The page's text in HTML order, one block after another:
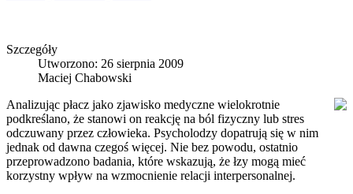
Szczegóły
Utworzono: 26 sierpnia 2009
Maciej Chabowski
Analizując płacz jako zjawisko medyczne wielokrotnie
podkreślano, że stanowi on reakcję na ból fizyczny lub stres
odczuwany przez człowieka. Psycholodzy dopatrują się w nim
jednak od dawna czegoś więcej. Nie bez powodu, ostatnio
przeprowadzono badania, które wskazują, że łzy mogą mieć
korzystny wpływ na wzmocnienie relacji interpersonalnej.